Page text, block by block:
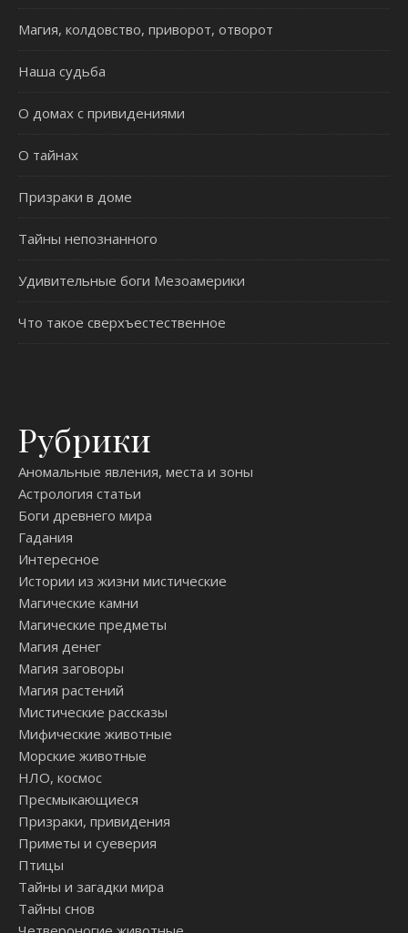
Магия, колдовство, приворот, отворот
Наша судьба
О домах с привидениями
О тайнах
Призраки в доме
Тайны непознанного
Удивительные боги Мезоамерики
Что такое сверхъестественное
Рубрики
Аномальные явления, места и зоны
Астрология статьи
Боги древнего мира
Гадания
Интересное
Истории из жизни мистические
Магические камни
Магические предметы
Магия денег
Магия заговоры
Магия растений
Мистические рассказы
Мифические животные
Морские животные
НЛО, космос
Пресмыкающиеся
Призраки, привидения
Приметы и суеверия
Птицы
Тайны и загадки мира
Тайны снов